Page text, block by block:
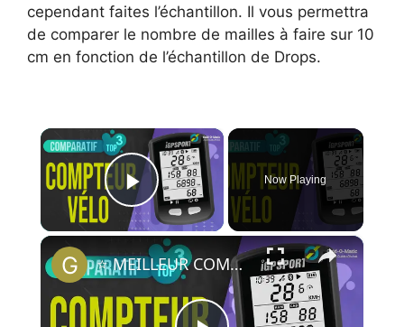
cependant faites l’échantillon. Il vous permettra
de comparer le nombre de mailles à faire sur 10
cm en fonction de l’échantillon de Drops.
×
Play Video
Now Playing
×
⭐️ MEILLEUR COMPTEUR VÉLO (2022) - Comparatif & Guide d'achat